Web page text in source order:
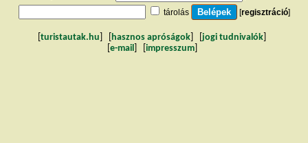
tárolás
[regisztráció]
turistautak.hu hasznos apróságok jogi tudnivalók
e-mail impresszum]